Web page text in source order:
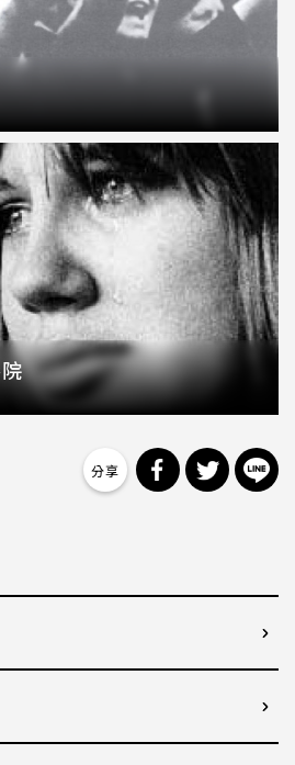
分享到分享到